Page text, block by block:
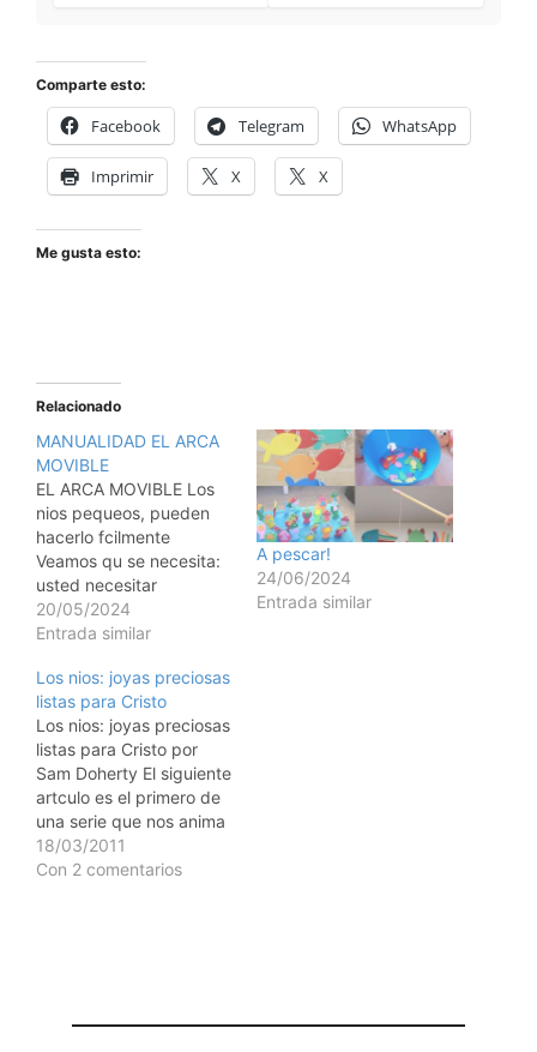
Comparte esto:
Facebook Telegram WhatsApp
Imprimir X X
Me gusta esto:
Relacionado
MANUALIDAD EL ARCA
MOVIBLE
EL ARCA MOVIBLE Los
nios pequeos, pueden
hacerlo fcilmente
Veamos qu se necesita:
usted necesitar
marcadores de colores,
cinta, goma de pegar,
marrn, tijeras y una caja
de galletas con forma de
animales para cada nio.
Corte cinco trozos de
hilo de pescar, de
veinticinco centmetros…
20/05/2024
Entrada similar
A pescar!
24/06/2024
Entrada similar
Los nios: joyas preciosas
listas para Cristo
Los nios: joyas preciosas
listas para Cristo por
Sam Doherty El siguiente
artculo es el primero de
una serie que nos anima
a poner nuestra atencin
en unos seres
18/03/2011
Con 2 comentarios